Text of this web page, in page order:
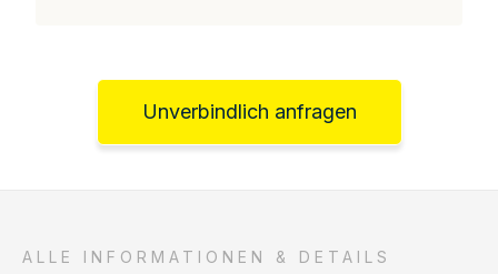
Unverbindlich anfragen
ALLE INFORMATIONEN & DETAILS